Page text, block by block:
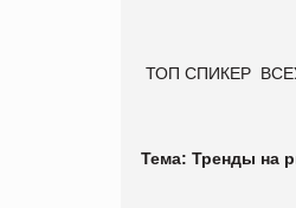
ТОП СПИКЕР
Тема: Тренды на